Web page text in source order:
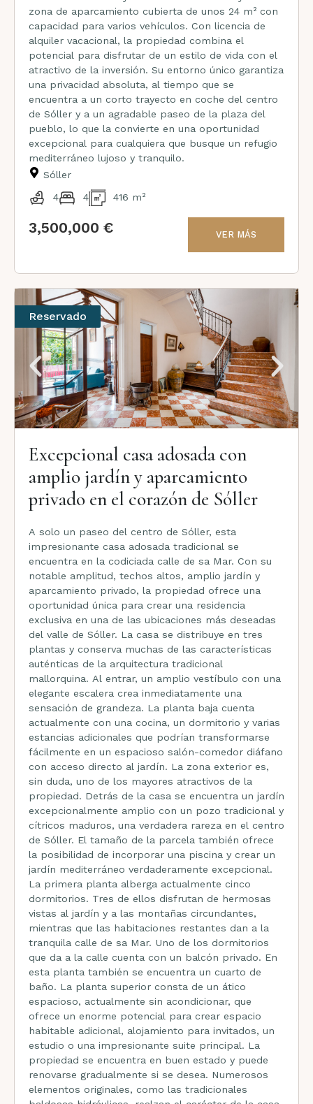
zona de aparcamiento cubierta de unos 24 m² con
capacidad para varios vehículos. Con licencia de
alquiler vacacional, la propiedad combina el
potencial para disfrutar de un estilo de vida con el
atractivo de la inversión. Su entorno único garantiza
una privacidad absoluta, al tiempo que se
encuentra a un corto trayecto en coche del centro
de Sóller y a un agradable paseo de la plaza del
pueblo, lo que la convierte en una oportunidad
excepcional para cualquiera que busque un refugio
mediterráneo lujoso y tranquilo.
Sóller
4 4 416 m²
3,500,000 € VER MÁS
Reservado
Excepcional casa adosada con
amplio jardín y aparcamiento
privado en el corazón de Sóller
A solo un paseo del centro de Sóller, esta
impresionante casa adosada tradicional se
encuentra en la codiciada calle de sa Mar. Con su
notable amplitud, techos altos, amplio jardín y
aparcamiento privado, la propiedad ofrece una
oportunidad única para crear una residencia
exclusiva en una de las ubicaciones más deseadas
del valle de Sóller. La casa se distribuye en tres
plantas y conserva muchas de las características
auténticas de la arquitectura tradicional
mallorquina. Al entrar, un amplio vestíbulo con una
elegante escalera crea inmediatamente una
sensación de grandeza. La planta baja cuenta
actualmente con una cocina, un dormitorio y varias
estancias adicionales que podrían transformarse
fácilmente en un espacioso salón-comedor diáfano
con acceso directo al jardín. La zona exterior es,
sin duda, uno de los mayores atractivos de la
propiedad. Detrás de la casa se encuentra un jardín
excepcionalmente amplio con un pozo tradicional y
cítricos maduros, una verdadera rareza en el centro
de Sóller. El tamaño de la parcela también ofrece
la posibilidad de incorporar una piscina y crear un
jardín mediterráneo verdaderamente excepcional.
La primera planta alberga actualmente cinco
dormitorios. Tres de ellos disfrutan de hermosas
vistas al jardín y a las montañas circundantes,
mientras que las habitaciones restantes dan a la
tranquila calle de sa Mar. Uno de los dormitorios
que da a la calle cuenta con un balcón privado. En
esta planta también se encuentra un cuarto de
baño. La planta superior consta de un ático
espacioso, actualmente sin acondicionar, que
ofrece un enorme potencial para crear espacio
habitable adicional, alojamiento para invitados, un
estudio o una impresionante suite principal. La
propiedad se encuentra en buen estado y puede
renovarse gradualmente si se desea. Numerosos
elementos originales, como las tradicionales